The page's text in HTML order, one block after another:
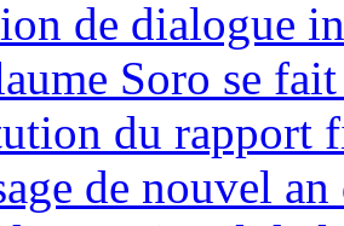
de dialogue
Soro se
du rapport
de nouvel